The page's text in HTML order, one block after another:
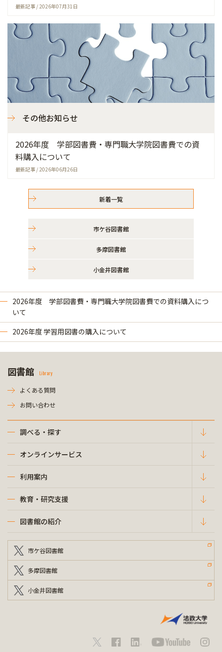
最新記事 / 2026年07月31日
その他お知らせ
2026年度 学部図書費・専門職大学院図書費での資
料購入について
最新記事 / 2026年06月26日
新着一覧
市ケ谷図書館
多摩図書館
小金井図書館
2026年度 学部図書費・専門職大学院図書費での資料購入につ
いて
2026年度 学習用図書の購入について
図書館 Library
よくある質問
お問い合わせ
調べる・探す
オンラインサービス
利用案内
教育・研究支援
図書館の紹介
市ケ谷図書館
多摩図書館
小金井図書館